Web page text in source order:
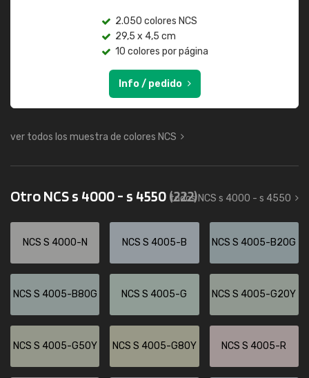
2.050 colores NCS
29,5 x 4,5 cm
10 colores por página
Info / pedido
ver todos los muestra de colores NCS
Otro NCS s 4000 - s 4550(222)
todos NCS s 4000 - s 4550
NCS S 4000-N NCS S 4005-B NCS S 4005-B20G
NCS S 4005-B80G NCS S 4005-G NCS S 4005-G20Y
NCS S 4005-G50Y NCS S 4005-G80Y NCS S 4005-R